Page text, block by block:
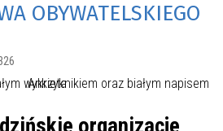
OBYWATELSKIEGO